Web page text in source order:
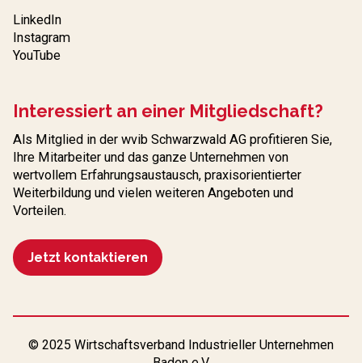
LinkedIn
Instagram
YouTube
Interessiert an einer Mitgliedschaft?
Als Mitglied in der wvib Schwarzwald AG profitieren Sie,
Ihre Mitarbeiter und das ganze Unternehmen von
wertvollem Erfahrungs­austausch, praxisorientierter
Weiterbildung und vielen weiteren Angeboten und
Vorteilen.
Jetzt kontaktieren
© 2025 Wirtschaftsverband Industrieller Unternehmen